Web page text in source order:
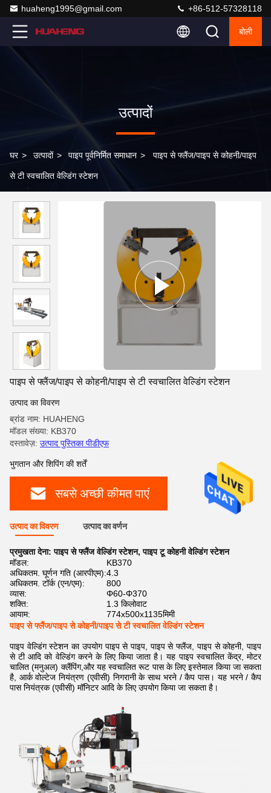
huaheng1995@gmail.com +86-512-57328118
बोली
उत्पादों
घर > उत्पादों > पाइप पूर्वनिर्मित समाधान > पाइप से फ्लैंज/पाइप से कोहनी/पाइप
से टी स्वचालित वेल्डिंग स्टेशन
पाइप से फ्लैंज/पाइप से कोहनी/पाइप से टी स्वचालित वेल्डिंग स्टेशन
उत्पाद का विवरण
ब्रांड नाम: HUAHENG
मॉडल संख्या: KB370
दस्तावेज़: उत्पाद पुस्तिका पीडीएफ
भुगतान और शिपिंग की शर्तें
सबसे अच्छी कीमत पाएं
उत्पाद का विवरण उत्पाद का वर्णन
प्रमुखता देना:पाइप से फ्लैंज वेल्डिंग स्टेशन,पाइप टू कोहनी वेल्डिंग स्टेशन
मॉडल:
KB370
अधिकतम. घूर्णन गति (आरपीएम):4.3
अधिकतम. टॉर्क (एन/एम):
800
व्यास:
Φ60-Φ370
शक्ति:
1.3 किलोवाट
आयाम:
774x500x1135मिमी
पाइप से फ्लैंज/पाइप से कोहनी/पाइप से टी स्वचालित वेल्डिंग स्टेशन
पाइप वेल्डिंग स्टेशन का उपयोग पाइप से पाइप, पाइप से फ्लैंज, पाइप से कोहनी, पाइप
से टी आदि को वेल्डिंग करने के लिए किया जाता है। यह पाइप स्वचालित केंद्र, मोटर
चालित (मनुअल) क्लैंपिंग,और यह स्वचालित रूट पास के लिए इस्तेमाल किया जा सकता
है, आर्क वोल्टेज नियंत्रण (एवीसी) निगरानी के साथ भरने / कैप पास। यह भरने / कैप
पास नियंत्रक (एवीसी) मॉनिटर आदि के लिए उपयोग किया जा सकता है।